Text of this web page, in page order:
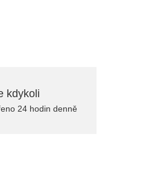
kdykoli
24 hodin denně